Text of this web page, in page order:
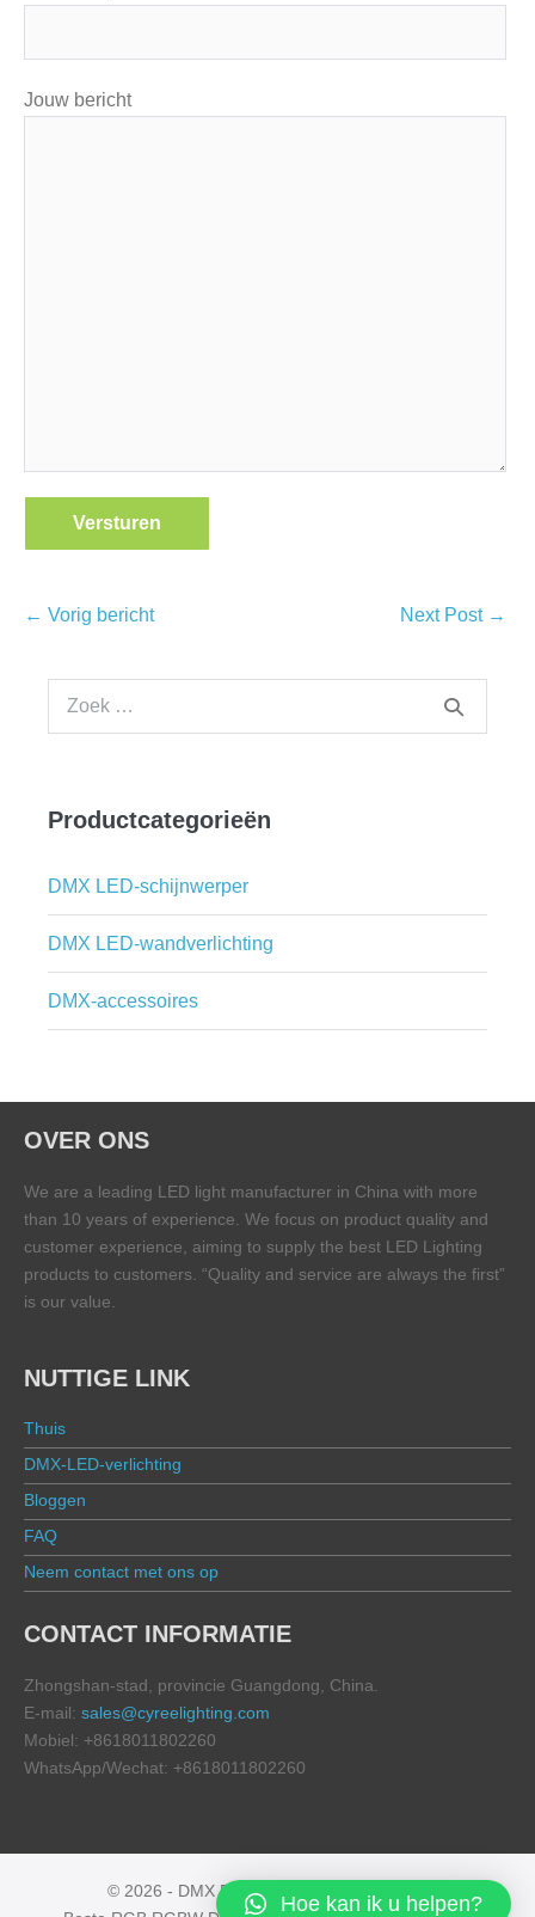
Jouw bericht
Bericht
← Vorig bericht Next Post →
Zoek
Productcategorieën
DMX LED-schijnwerper
DMX LED-wandverlichting
DMX-accessoires
OVER ONS
We are a leading LED light manufacturer in China with more
than 10 years of experience. We focus on product quality and
customer experience, aiming to supply the best LED Lighting
products to customers. “Quality and service are always the first”
is our value.
NUTTIGE LINK
Thuis
DMX-LED-verlichting
Bloggen
FAQ
Neem contact met ons op
CONTACT INFORMATIE
Zhongshan-stad, provincie Guangdong, China.
E-mail: sales@cyreelighting.com
Mobiel: +8618011802260
WhatsApp/Wechat: +8618011802260
© 2026 - DMX FLOOD | All rights reserved
Hoe kan ik u helpen?